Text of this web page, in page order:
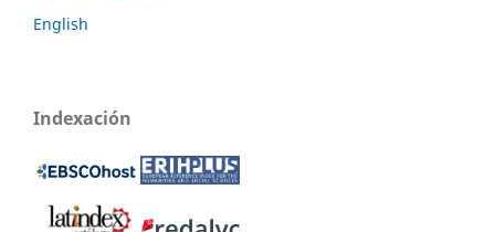
English
Indexación